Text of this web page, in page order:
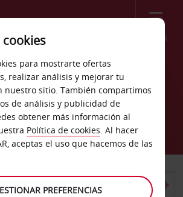
Menú
coches
cookies
para mostrarte ofertas
realizar análisis y mejorar tu
nuestro sitio. También compartimos
de análisis y publicidad de
obtener más información al
Política de cookies. Al hacer
aceptas el uso que hacemos de las
PREFERENCIAS